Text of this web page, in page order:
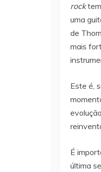
rocktem
uma
de
mais
Este é,
É
última